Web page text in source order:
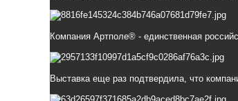
Компания Артполе® - единственная
Выставка еще раз подтвердила, что